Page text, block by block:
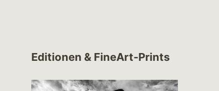
Editionen & FineArt-Prints